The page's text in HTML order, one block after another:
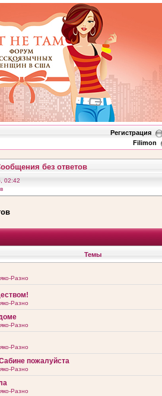
Регистрация
Filimon
без ответов
02:42
Темы
Разно
Разно
Разно
Разно
пожалуйста
Разно
Разно